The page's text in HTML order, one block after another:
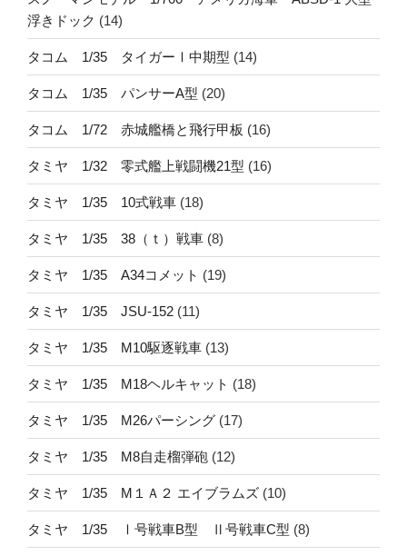
浮きドック (14)
タコム 1/35 タイガーⅠ中期型 (14)
タコム 1/35 パンサーA型 (20)
タコム 1/72 赤城艦橋と飛行甲板 (16)
タミヤ 1/32 零式艦上戦闘機21型 (16)
タミヤ 1/35 10式戦車 (18)
タミヤ 1/35 38（ｔ）戦車 (8)
タミヤ 1/35 A34コメット (19)
タミヤ 1/35 JSU-152 (11)
タミヤ 1/35 M10駆逐戦車 (13)
タミヤ 1/35 M18ヘルキャット (18)
タミヤ 1/35 M26パーシング (17)
タミヤ 1/35 M8自走榴弾砲 (12)
タミヤ 1/35 M１Ａ２ エイブラムズ (10)
タミヤ 1/35 Ⅰ号戦車B型 Ⅱ号戦車C型 (8)